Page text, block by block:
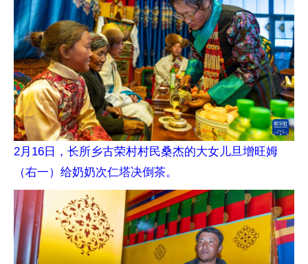
2月16日，长所乡古荣村村民桑杰的大女儿旦增旺姆
（右一）给奶奶次仁塔决倒茶。